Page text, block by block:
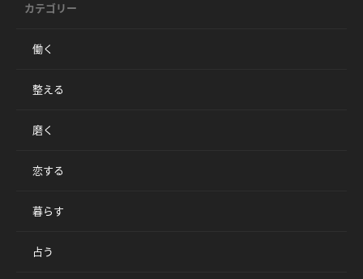
カテゴリー
働く
整える
磨く
恋する
暮らす
占う